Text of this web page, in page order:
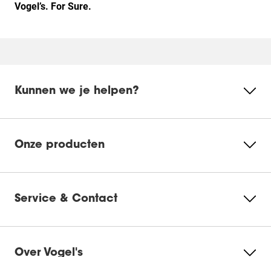
Vogel’s. For Sure.
Kunnen we je helpen?
Onze producten
Service & Contact
Over Vogel's